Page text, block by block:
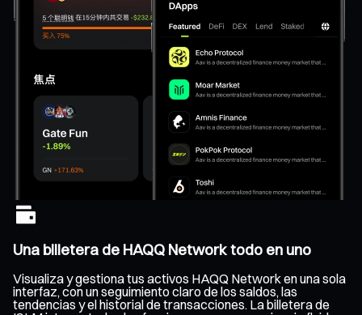
Una billetera de HAQQ Network todo en uno
Visualiza y gestiona tus activos HAQQ Network en una sola
interfaz, con un seguimiento claro de los saldos, las
tendencias y el historial de transacciones. La billetera de